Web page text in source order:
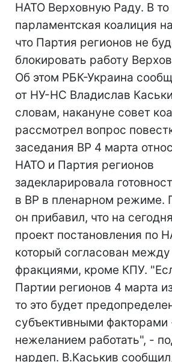
НАТО Верховную Раду. В
парламентская коалиция
что Партия регионов не
блокировать работу
Об этом РБК-Украина
от НУ-НС Владислав
словам, накануне совет
рассмотрел вопрос
заседания ВР 4 марта
НАТО и Партия регионов
задекларировала
в ВР в пленарном режиме.
он прибавил, что на
проект постановления по
который согласован
фракциями, кроме КПУ.
Партии регионов 4 марта
то это будет
субъективными факторами
нежеланием работать", -
нардеп. В.Каськив